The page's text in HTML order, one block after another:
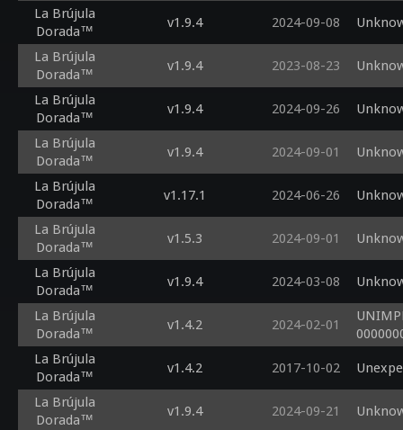
La Brújula
Dorada™
v1.9.4 2024-09-08
La Brújula
Dorada™
v1.9.4 2023-08-23
La Brújula
Dorada™
v1.9.4 2024-09-26
La Brújula
Dorada™
v1.9.4 2024-09-01
La Brújula
Dorada™
v1.17.1 2024-06-26
La Brújula
Dorada™
v1.5.3 2024-09-01
La Brújula
Dorada™
v1.9.4 2024-03-08
La Brújula
Dorada™
v1.4.2 2024-02-01
La Brújula
Dorada™
v1.4.2 2017-10-02
La Brújula
Dorada™
v1.9.4 2024-09-21